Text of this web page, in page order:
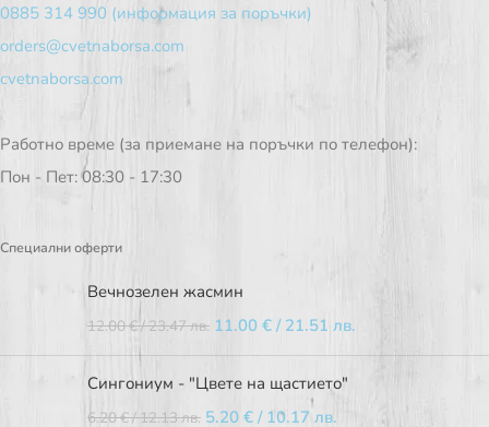
0885 314 990 (информация за поръчки)
orders@cvetnaborsa.com
cvetnaborsa.com
Работно време (за приемане на поръчки по телефон):
Пон - Пет: 08:30 - 17:30
Специални оферти
Вечнозелен жасмин
12.00€/ 23.47 лв. 11.00 € / 21.51 лв.
Сингониум - "Цвете на щастието"
6.20€/ 12.13 лв. 5.20 € / 10.17 лв.